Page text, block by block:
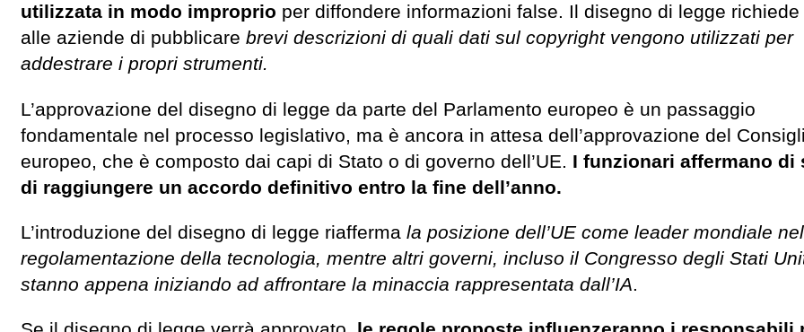
utilizzata in modo improprio per diffondere informazioni false. Il disegno di legge richiede
alle aziende di pubblicare brevi descrizioni di quali dati sul copyright vengono utilizzati per
addestrare i propri strumenti.
L’approvazione del disegno di legge da parte del Parlamento europeo è un passaggio
fondamentale nel processo legislativo, ma è ancora in attesa dell’approvazione del
europeo, che è composto dai capi di Stato o di governo dell’UE. I funzionari affermano di
di raggiungere un accordo definitivo entro la fine dell’anno.
L’introduzione del disegno di legge riafferma la posizione dell’UE come leader mondiale
regolamentazione della tecnologia, mentre altri governi, incluso il Congresso degli Stati
stanno appena iniziando ad affrontare la minaccia rappresentata dall’IA.